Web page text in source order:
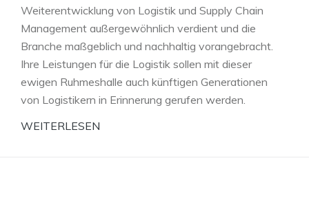
Weiterentwicklung von Logistik und Supply Chain
Management außergewöhnlich verdient und die
Branche maßgeblich und nachhaltig vorangebracht.
Ihre Leistungen für die Logistik sollen mit dieser
ewigen Ruhmeshalle auch künftigen Generationen
von Logistikern in Erinnerung gerufen werden.
WEITERLESEN